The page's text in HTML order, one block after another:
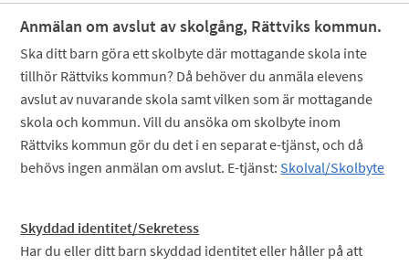
Anmälan om avslut av skolgång, Rättviks kommun.
Ska ditt barn göra ett skolbyte där mottagande skola inte
tillhör Rättviks kommun? Då behöver du anmäla elevens
avslut av nuvarande skola samt vilken som är mottagande
skola och kommun. Vill du ansöka om skolbyte inom
Rättviks kommun gör du det i en separat e-tjänst, och då
behövs ingen anmälan om avslut. E-tjänst: Skolval/Skolbyte
Skyddad identitet/Sekretess
Har du eller ditt barn skyddad identitet eller håller på att